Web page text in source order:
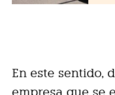
En este sentido,